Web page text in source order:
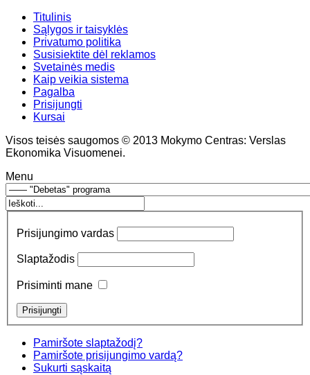
Titulinis
Sąlygos ir taisyklės
Privatumo politika
Susisiektite dėl reklamos
Svetainės medis
Kaip veikia sistema
Pagalba
Prisijungti
Kursai
Visos teisės saugomos © 2013 Mokymo Centras: Verslas
Ekonomika Visuomenei.
Menu
Prisijungimo vardas
Slaptažodis
Prisiminti mane
Pamiršote slaptažodį?
Pamiršote prisijungimo vardą?
Sukurti sąskaitą